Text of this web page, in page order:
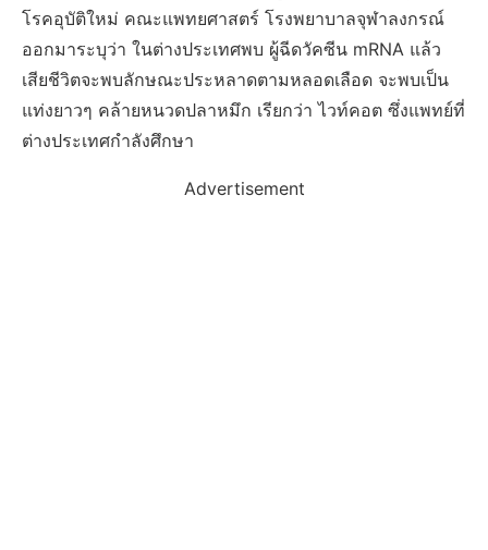
โรคอุบัติใหม่ คณะแพทยศาสตร์ โรงพยาบาลจุฬาลงกรณ์
ออกมาระบุว่า ในต่างประเทศพบ ผู้ฉีดวัคซีน mRNA แล้ว
เสียชีวิตจะพบลักษณะประหลาดตามหลอดเลือด จะพบเป็น
แท่งยาวๆ คล้ายหนวดปลาหมึก เรียกว่า ไวท์คอต ซึ่งแพทย์ที่
ต่างประเทศกำลังศึกษา
Advertisement